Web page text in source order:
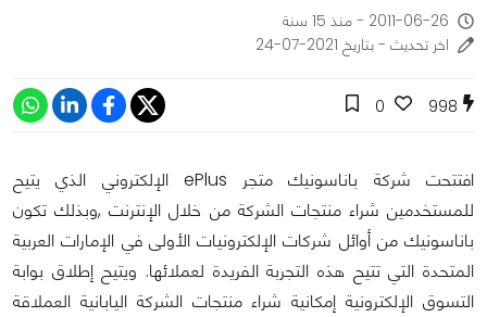
2011-06-26 - منذ 15 سنة
اخر تحديث - بتاريخ 2021-07-24
998
0
افتتحت شركة باناسونيك متجر ePlus الإلكتروني الذي يتيح
للمستخدمين شراء منتجات الشركة من خلال الإنترنت ,وبذلك تكون
باناسونيك من أوائل شركات الإلكترونيات الأولى في الإمارات العربية
المتحدة التي تتيح هذه التجربة الفريدة لعملائها. ويتيح إطلاق بوابة
التسوق الإلكترونية إمكانية شراء منتجات الشركة اليابانية العملاقة